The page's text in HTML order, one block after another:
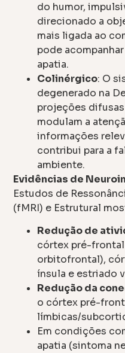
do humor,
direcionado a
mais ligada ao
pode
apatia.
Colinérgico: O
degenerado na
projeções
modulam a
informações
contribui para a
ambiente.
Evidências de
Estudos de
(fMRI) e Estrutural
Redução de
córtex pré-
orbitofrontal),
ínsula e estriado
Redução da
o córtex pré-
límbicas/
Em condições
apatia (sintoma